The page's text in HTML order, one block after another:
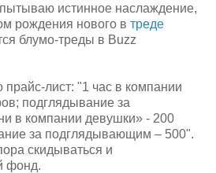
истинное наслаждение,
рождения нового в треде
блумо-треды в Buzz
прайс-лист: "1 час в компании
подглядывание за
в компании девушки» - 200
за подглядывающим – 500".
скидываться и
фонд.